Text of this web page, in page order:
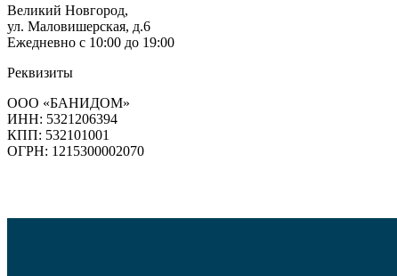
Великий Новгород,
ул. Маловишерская, д.6
Ежедневно с 10:00 до 19:00
Реквизиты
ООО «БАНИДОМ»
ИНН: 5321206394
КПП: 532101001
ОГРН: 1215300002070